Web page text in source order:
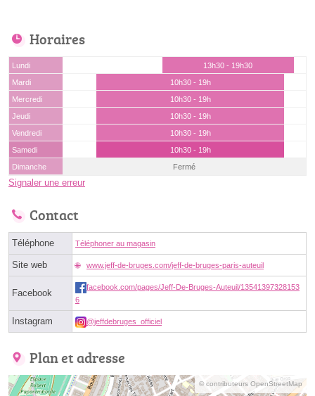
Horaires
Lundi
13h30 - 19h30
Mardi
10h30 - 19h
Mercredi
10h30 - 19h
Jeudi
10h30 - 19h
Vendredi
10h30 - 19h
Samedi
10h30 - 19h
Dimanche
Fermé
Signaler une erreur
Contact
Téléphone Téléphoner au magasin
Site web www.jeff-de-bruges.com/jeff-de-bruges-paris-auteuil
Facebook
facebook.com/pages/Jeff-De-Bruges-Auteuil/13541397328153
6
Instagram @jeffdebruges_officiel
Plan et adresse
© contributeurs OpenStreetMap